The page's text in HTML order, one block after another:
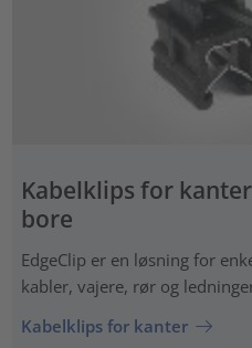
Kabelklips for
bore
EdgeClip er en løsning for
kabler, vajere, rør og
Kabelklips for kanter